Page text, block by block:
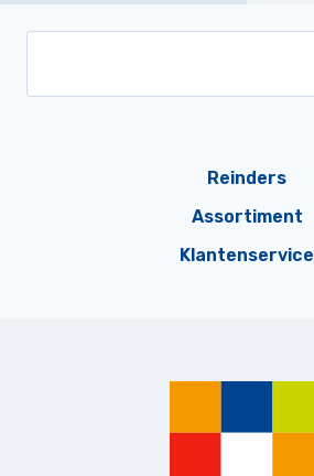
Reinders
Assortiment
Klantenservice